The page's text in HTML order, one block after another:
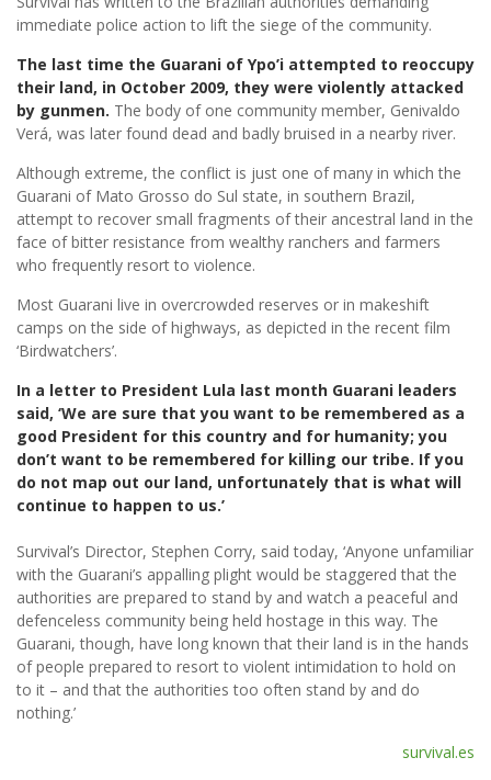
immediate police action to lift the siege of the community.
The last time the Guarani of Ypo’i attempted to reoccupy
their land, in October 2009, they were violently attacked
by gunmen. The body of one community member, Genivaldo
Verá, was later found dead and badly bruised in a nearby river.
Although extreme, the conflict is just one of many in which the
Guarani of Mato Grosso do Sul state, in southern Brazil,
attempt to recover small fragments of their ancestral land in the
face of bitter resistance from wealthy ranchers and farmers
who frequently resort to violence.
Most Guarani live in overcrowded reserves or in makeshift
camps on the side of highways, as depicted in the recent film
‘Birdwatchers’.
In a letter to President Lula last month Guarani leaders
said, ‘We are sure that you want to be remembered as a
good President for this country and for humanity; you
don’t want to be remembered for killing our tribe. If you
do not map out our land, unfortunately that is what will
continue to happen to us.’
Survival’s Director, Stephen Corry, said today, ‘Anyone unfamiliar
with the Guarani’s appalling plight would be staggered that the
authorities are prepared to stand by and watch a peaceful and
defenceless community being held hostage in this way. The
Guarani, though, have long known that their land is in the hands
of people prepared to resort to violent intimidation to hold on
to it – and that the authorities too often stand by and do
nothing.’
survival.es